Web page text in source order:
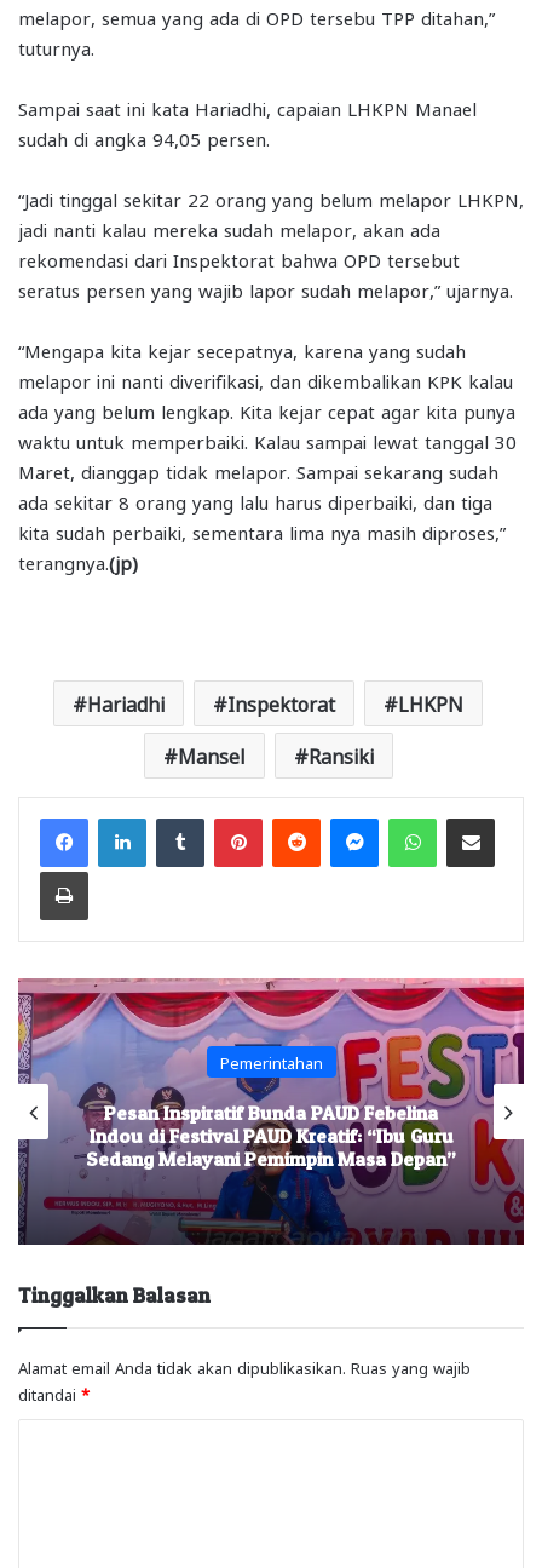
melapor, semua yang ada di OPD tersebu TPP ditahan,”
tuturnya.
Sampai saat ini kata Hariadhi, capaian LHKPN Manael
sudah di angka 94,05 persen.
“Jadi tinggal sekitar 22 orang yang belum melapor LHKPN,
jadi nanti kalau mereka sudah melapor, akan ada
rekomendasi dari Inspektorat bahwa OPD tersebut
seratus persen yang wajib lapor sudah melapor,” ujarnya.
“Mengapa kita kejar secepatnya, karena yang sudah
melapor ini nanti diverifikasi, dan dikembalikan KPK kalau
ada yang belum lengkap. Kita kejar cepat agar kita punya
waktu untuk memperbaiki. Kalau sampai lewat tanggal 30
Maret, dianggap tidak melapor. Sampai sekarang sudah
ada sekitar 8 orang yang lalu harus diperbaiki, dan tiga
kita sudah perbaiki, sementara lima nya masih diproses,”
terangnya. (jp)
Hariadhi Inspektorat LHKPN
Mansel Ransiki
FacebookLinkedInTumblr PinterestReddit MessengerWhatsAppShare via Email
Print
Pemerintahan
Pesan Inspiratif Bunda PAUD Febelina
Indou di Festival PAUD Kreatif: “Ibu Guru
Sedang Melayani Pemimpin Masa Depan”
Tinggalkan Balasan
Alamat email Anda tidak akan dipublikasikan. Ruas yang wajib
ditandai *